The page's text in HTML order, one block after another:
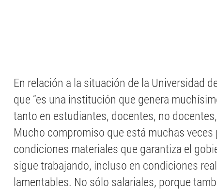
En relación a la situación de la Universidad
que “es una institución que genera
tanto en estudiantes, docentes, no
Mucho compromiso que está muchas veces
condiciones materiales que garantiza el
sigue trabajando, incluso en condiciones
lamentables. No sólo salariales, porque